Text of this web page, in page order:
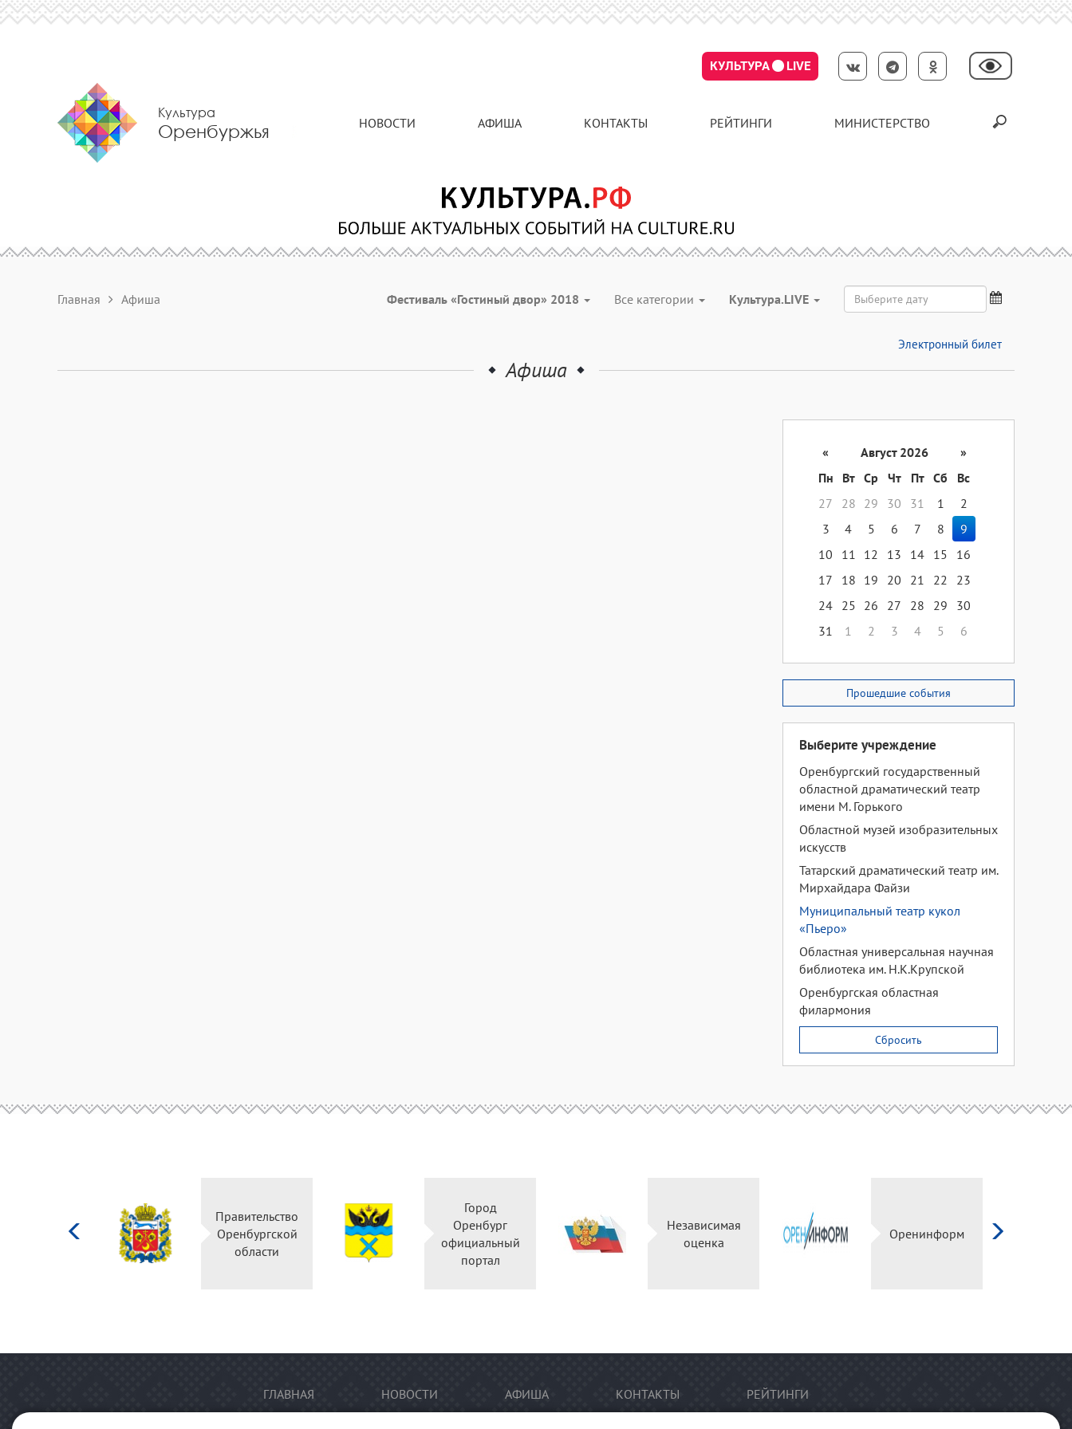
КУЛЬТУРА LIVE
Культура
Оренбуржья НОВОСТИ АФИША КОНТАКТЫ РЕЙТИНГИ МИНИСТЕРСТВО
Главная Афиша Фестиваль «Гостиный двор» 2018 Все категории Культура.LIVE
Электронный билет
Афиша
« Август 2026
»
Пн
Вт Ср Чт Пт Сб
Вс
27
28 29 30 31 1
2
3
4 5 6 7 8
9
10
11 12 13 14 15
16
17
18 19 20 21 22
23
24 25 26 27 28 29
30
31
1 2 3 4 5 6
Прошедшие события
Выберите учреждение
Оренбургский государственный
областной драматический театр
имени М. Горького
Областной музей изобразительных
искусств
Татарский драматический театр им.
Мирхайдара Файзи
Муниципальный театр кукол
«Пьеро»
Областная универсальная научная
библиотека им. Н.К.Крупской
Оренбургская областная
филармония
Сбросить
Правительство
Оренбургской
области
Город
Оренбург
официальный
портал
Независимая
оценка
Оренинформ
ГЛАВНАЯ НОВОСТИ АФИША КОНТАКТЫ РЕЙТИНГИ